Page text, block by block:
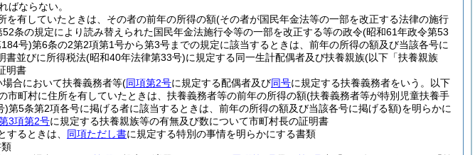
ばならない。
を有していたときは、その者の前年の所得の額(その者が国民年金法等の一部を改正する法律の施行
52条の規定により読み替えられた国民年金法施行令等の一部を改正する等の政令(昭和61年政令第53
号)第6条の2第2項第1号から第3号までの規定に該当するときは、前年の所得の額及び当該各号に
書並びに所得税法(昭和40年法律第33号)に規定する同一生計配偶者及び扶養親族(以下「扶養親族
明書
合において扶養義務者等(同項第2号に規定する配偶者及び同号に規定する扶養義務者をいう。以下
市町村に住所を有していたときは、扶養義務者等の前年の所得の額(扶養義務者等が特別児童扶養手
)第5条第2項各号に掲げる者に該当するときは、前年の所得の額及び当該各号に掲げる額)を明らかに
3項第2号に規定する扶養親族等の有無及び数について市町村長の証明書
するときは、 同項ただし書に規定する特別の事情を明らかにする書類